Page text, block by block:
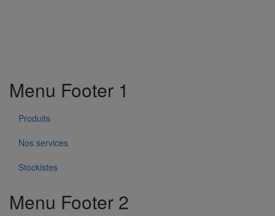
Menu Footer 1
Produits
Nos services
Stockistes
Menu Footer 2